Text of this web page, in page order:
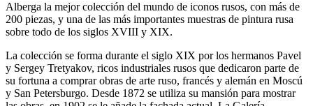
Alberga la mejor colección del mundo de iconos rusos, con más de
200 piezas, y una de las más importantes muestras de pintura rusa
sobre todo de los siglos XVIII y XIX.
La colección se forma durante el siglo XIX por los hermanos Pavel
y Sergey Tretyakov, ricos industriales rusos que dedicaron parte de
su fortuna a comprar obras de arte ruso, francés y alemán en Moscú
y San Petersburgo. Desde 1872 se utiliza su mansión para mostrar